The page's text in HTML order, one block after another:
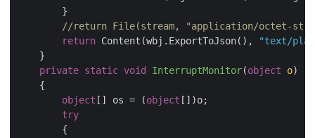
        }
//return File(stream, "application/octet-
return Content(wbj.ExportToJson(),
"text/
    }
private static void InterruptMonitor(object o)
    {
object [] os = (object [])o;
try
        {